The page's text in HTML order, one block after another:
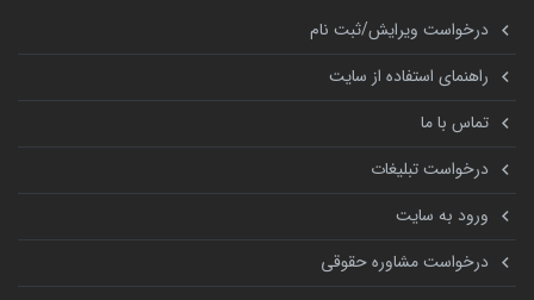
درخواست ویرایش/ثبت نام
راهنمای استفاده از سایت
تماس با ما
درخواست تبلیغات
ورود به سایت
درخواست مشاوره حقوقی